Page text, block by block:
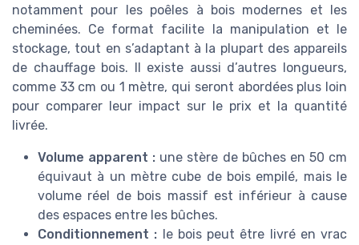
notamment pour les poêles à bois modernes et les
cheminées. Ce format facilite la manipulation et le
stockage, tout en s’adaptant à la plupart des appareils
de chauffage bois. Il existe aussi d’autres longueurs,
comme 33 cm ou 1 mètre, qui seront abordées plus loin
pour comparer leur impact sur le prix et la quantité
livrée.
Volume apparent : une stère de bûches en 50 cm
équivaut à un mètre cube de bois empilé, mais le
volume réel de bois massif est inférieur à cause
des espaces entre les bûches.
Conditionnement : le bois peut être livré en vrac